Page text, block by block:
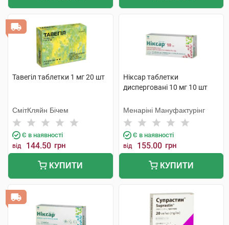
Тавегіл таблетки 1 мг 20 шт
СмітКляйн Бічем
Є в наявності
від 144.50 грн
КУПИТИ
Ніксар таблетки
дисперговані 10 мг 10 шт
Менаріні Мануфактурінг
Є в наявності
від 155.00 грн
КУПИТИ